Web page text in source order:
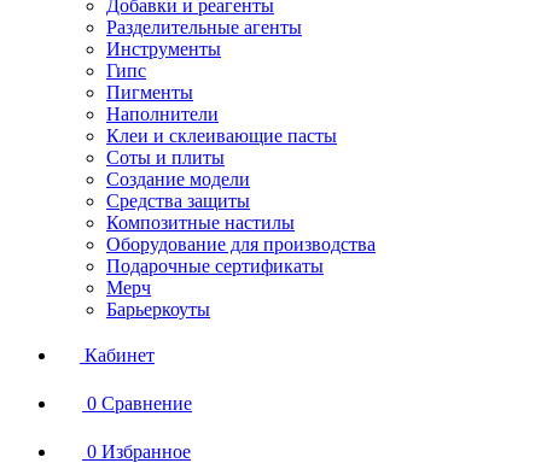
Добавки и реагенты
Разделительные агенты
Инструменты
Гипс
Пигменты
Наполнители
Клеи и склеивающие пасты
Соты и плиты
Создание модели
Средства защиты
Композитные настилы
Оборудование для производства
Подарочные сертификаты
Мерч
Барьеркоуты
Кабинет
0 Сравнение
0 Избранное